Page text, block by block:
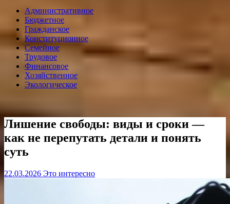
Административное
Бюджетное
Гражданское
Конституционное
Семейное
Трудовое
Финансовое
Хозяйственное
Экологическое
Лишение свободы: виды и сроки —
как не перепутать детали и понять
суть
22.03.2026 Это интересно